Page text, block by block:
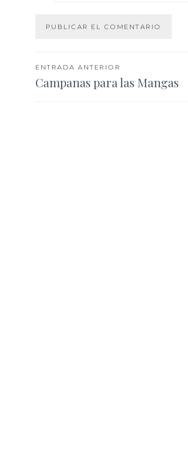
Navegación
ENTRADA ANTERIOR
Campanas para las Mangas